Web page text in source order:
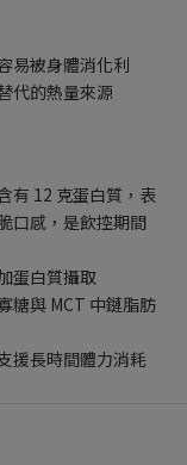
易被身體消化利
代的熱量來源
有 12 克蛋白質，表
口感，是飲控期間
蛋白質攝取
糖與 MCT 中鏈脂肪
援長時間體力消耗